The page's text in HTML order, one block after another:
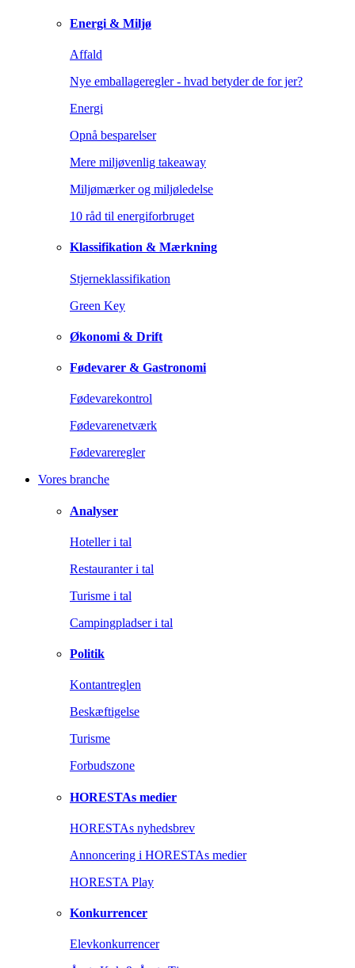
Energi & Miljø
Affald
Nye emballageregler - hvad betyder de for jer?
Energi
Opnå besparelser
Mere miljøvenlig takeaway
Miljømærker og miljøledelse
10 råd til energiforbruget
Klassifikation & Mærkning
Stjerneklassifikation
Green Key
Økonomi & Drift
Fødevarer & Gastronomi
Fødevarekontrol
Fødevarenetværk
Fødevareregler
Vores branche
Analyser
Hoteller i tal
Restauranter i tal
Turisme i tal
Campingpladser i tal
Politik
Kontantreglen
Beskæftigelse
Turisme
Forbudszone
HORESTAs medier
HORESTAs nyhedsbrev
Annoncering i HORESTAs medier
HORESTA Play
Konkurrencer
Elevkonkurrencer